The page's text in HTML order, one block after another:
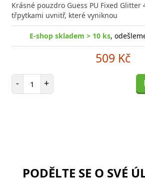
Krásné pouzdro Guess PU Fixed Glitter
třpytkami uvnitř, které vyniknou
E-shop skladem > 10 ks,
509 Kč
- Počet položek
+
PODĚLTE SE O SVÉ